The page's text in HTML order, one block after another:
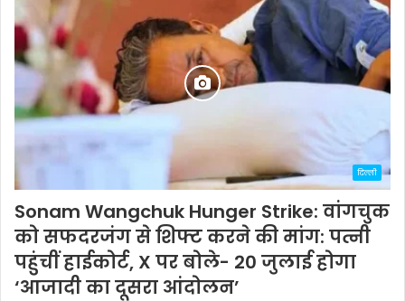
दिल्ली
Sonam Wangchuk Hunger Strike: वांगचुक
को सफदरजंग से शिफ्ट करने की मांग: पत्नी
पहुंचीं हाईकोर्ट, X पर बोले- 20 जुलाई होगा
‘आजादी का दूसरा आंदोलन’